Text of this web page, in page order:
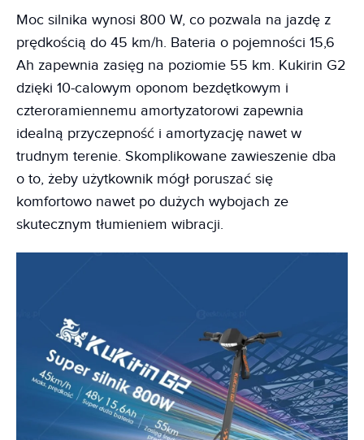
Moc silnika wynosi 800 W, co pozwala na jazdę z
prędkością do 45 km/h. Bateria o pojemności 15,6
Ah zapewnia zasięg na poziomie 55 km. Kukirin G2
dzięki 10-calowym oponom bezdętkowym i
czteroramiennemu amortyzatorowi zapewnia
idealną przyczepność i amortyzację nawet w
trudnym terenie. Skomplikowane zawieszenie dba
o to, żeby użytkownik mógł poruszać się
komfortowo nawet po dużych wybojach ze
skutecznym tłumieniem wibracji.